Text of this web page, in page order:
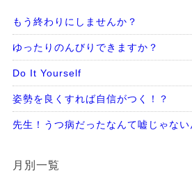
もう終わりにしませんか？
ゆったりのんびりできますか？
Do It Yourself
姿勢を良くすれば自信がつく！？
先生！うつ病だったなんて嘘じゃない
月別一覧